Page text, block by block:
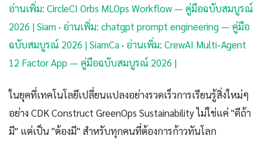
อ่านเพิ่ม: CircleCI Orbs MLOps Workflow — คู่มือฉบับสมบูรณ์
2026 | Siam · อ่านเพิ่ม: chatgpt prompt engineering — คู่มือ
ฉบับสมบูรณ์ 2026 | SiamCa · อ่านเพิ่ม: CrewAI Multi-Agent
12 Factor App — คู่มือฉบับสมบูรณ์ 2026 |
ในยุคที่เทคโนโลยีเปลี่ยนแปลงอย่างรวดเร็วการเรียนรู้สิ่งใหม่ๆ
อย่าง CDK Construct GreenOps Sustainability ไม่ใช่แค่ "ดีถ้า
มี" แต่เป็น "ต้องมี" สำหรับทุกคนที่ต้องการก้าวทันโลก